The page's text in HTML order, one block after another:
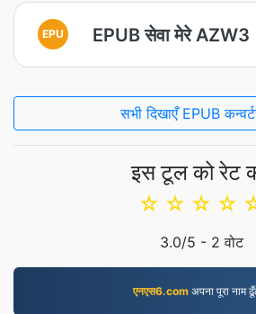
EPU EPUB सेवा मेरे AZW3
सभी दिखाएँ EPUB
इस टूल को रेट
☆
☆
☆
☆
3.0/5 - 2 वोट
एनएस6.com अपना पूरा नाम